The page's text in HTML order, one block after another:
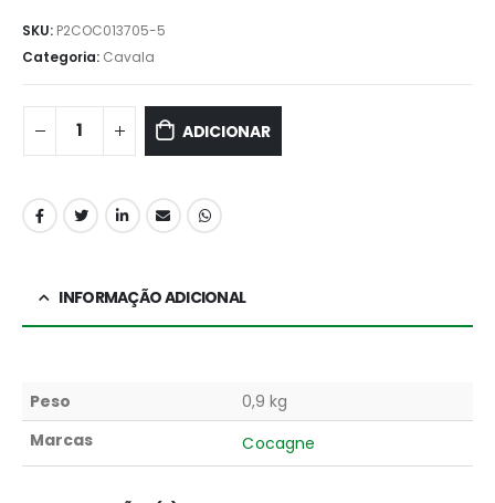
SKU: P2COC013705-5
Categoria: Cavala
ADICIONAR
INFORMAÇÃO ADICIONAL
Peso
0,9 kg
Marcas
Cocagne